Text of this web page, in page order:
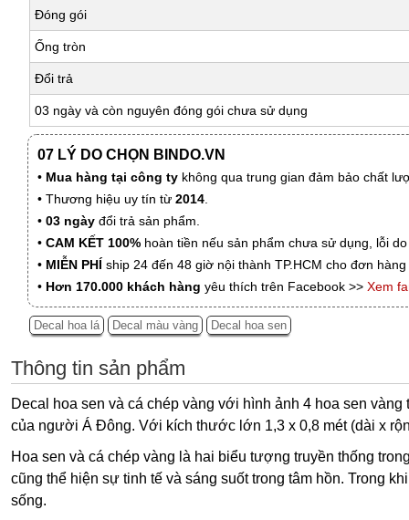
Đóng gói
Ống tròn
Đổi trả
03 ngày và còn nguyên đóng gói chưa sử dụng
07 LÝ DO CHỌN BINDO.VN
• Mua hàng tại công ty không qua trung gian đảm bảo chất
• Thương hiệu uy tín từ 2014.
• 03 ngày đổi trả sản phẩm.
• CAM KẾT 100% hoàn tiền nếu sản phẩm chưa sử dụng, lỗi
• MIỄN PHÍ ship 24 đến 48 giờ nội thành TP.HCM cho đơn
• Hơn 170.000 khách hàng yêu thích trên Facebook >> Xem
Decal hoa lá Decal màu vàng Decal hoa sen
Thông tin sản phẩm
Decal hoa sen và cá chép vàng với hình ảnh 4 hoa sen
của người Á Đông. Với kích thước lớn 1,3 x 0,8 mét (dài x
Hoa sen và cá chép vàng là hai biểu tượng truyền thống
cũng thể hiện sự tinh tế và sáng suốt trong tâm hồn. Trong
sống.